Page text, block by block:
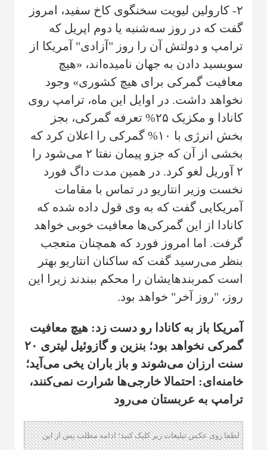
۲- کارولین لیویت سخنگوی کاخ سفید، امروز
گفت که در روز سه‌شنبه یا دوم اپریل که
ترامپ و دولتش آن را روز "آزادی" آمریکا از
سوبسید دادن به جهان نامیده‌اند، «هیچ
معافیت گمرکی برای هیچ کشوری» وجود
نخواهد داشت. در اوایل این ماه، ترامپ روی
کانادا و مکزیک ۲۵% تعرفه گمرکی، بجز
بخش انرژی با ۱۰% گمرکی را اعلان کرد که
بخشی از آن که جزو پیمان نفتا ۲ می‌شود را
۲ آوریل لغو کرد. در همین مدت داگ فورد
نخست وزیر انتاریو در تماس با مقامات
آمریکایی گفت که به وی قول داده شده که
کانادا از این گمرکی‌ها معافیت خوبی خواهد
گرفت. اما امروز فورد که همچنان متعجب
بنظر می‌رسید گفت که ساکنان انتاریو بهتر
است کمربندهایشان را محکم ببندند زیرا این
روز، "روز آخر" خواهد بود.
آمریکا باز به کانادا رو دست زد: هیچ معافیت
گمرکی نخواهد بود؛ بنزین و گازوئیل لیتری ۲۰
سنت ارزان می‌شوند و باز باران یخی می‌آید؛
خامنه‌ای: احتمالا خارجی‌ها شرارت نمی‌کنند،
ترامپ به عربستان می‌رود
لطفا روی عکس تبلیغات زیر کلیک کنید؛ ادامه مطلب پس از این